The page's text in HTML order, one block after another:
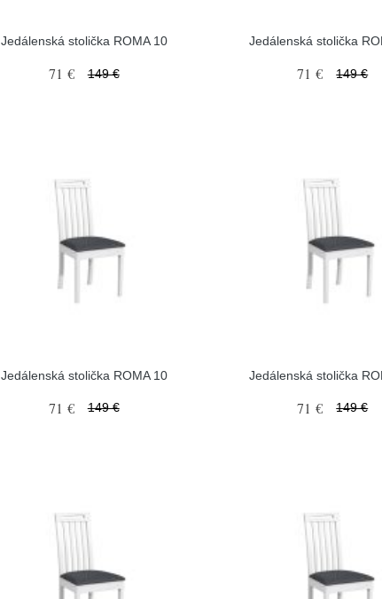
Jedálenská stolička ROMA 10
71 € 149 €
Jedálenská stolička
71 € 149 €
Jedálenská stolička ROMA 10
71 € 149 €
Jedálenská stolička
71 € 149 €